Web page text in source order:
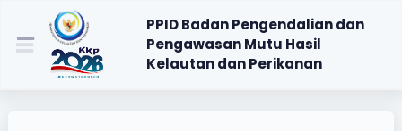
PPID Badan Pengendalian dan
Pengawasan Mutu Hasil
Kelautan dan Perikanan